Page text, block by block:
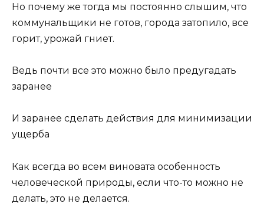
Но почему же тогда мы постоянно слышим, что
коммунальщики не готов, города затопило, все
горит, урожай гниет.
Ведь почти все это можно было предугадать
заранее
И заранее сделать действия для минимизации
ущерба
Как всегда во всем виновата особенность
человеческой природы, если что-то можно не
делать, это не делается.